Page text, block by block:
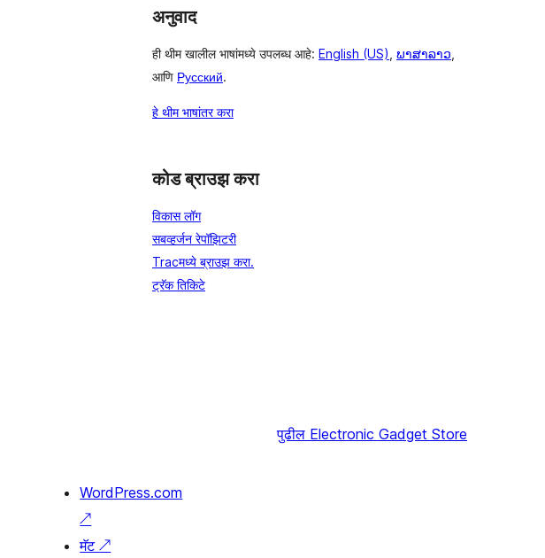
अनुवाद
ही थीम खालील भाषांमध्ये उपलब्ध आहे: English (US) ພາສາລາວ
आणि Русский.
हे थीम भाषांतर करा
कोड ब्राउझ करा
विकास लॉग
सबव्हर्जन रेपॉझिटरी
Tracमध्ये ब्राउझ करा.
ट्रॅक तिकिटे
पुढील Electronic Gadget Store
WordPress.com
↗
मॅट↗